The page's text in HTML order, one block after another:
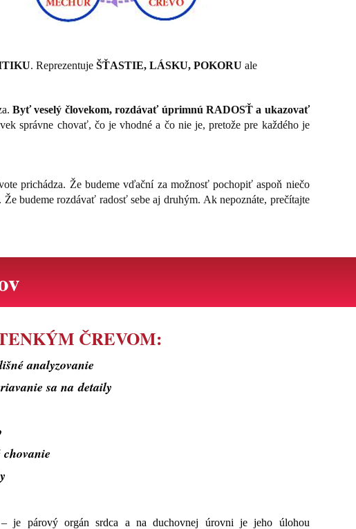
. ReprezentujeŠŤASTIE, LÁSKU, POKORU ale
Byť veselý človekom, rozdávať úprimnú RADOSŤ a ukazovať
správne chovať, čo je vhodné a čo nie je, pretože pre každého je
prichádza. Že budeme vďační za možnosť pochopiť aspoň niečo
budeme rozdávať radosť sebe aj druhým. Ak nepoznáte, prečítajte
ČREVOM:
analyzovanie
sa na detaily
je párový orgán srdca a na duchovnej úrovni je jeho úlohou